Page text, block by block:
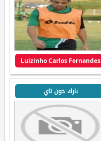
Luizinho Carlos Fernandes
بارك جون تاي